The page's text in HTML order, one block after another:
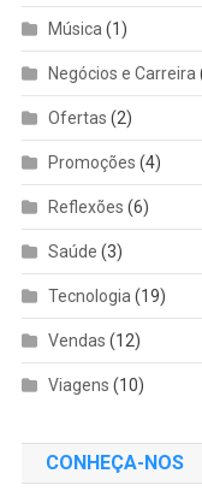
Música(1)
Negócios e Carreira
Ofertas (2)
Promoções (4)
Reflexões (6)
Saúde (3)
Tecnologia(19)
Vendas (12)
Viagens (10)
CONHEÇA-NOS